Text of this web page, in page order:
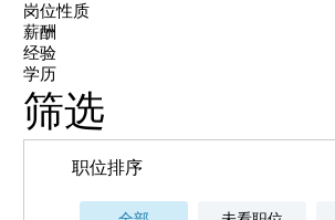
岗位性质
薪酬
经验
学历
筛选
职位排序